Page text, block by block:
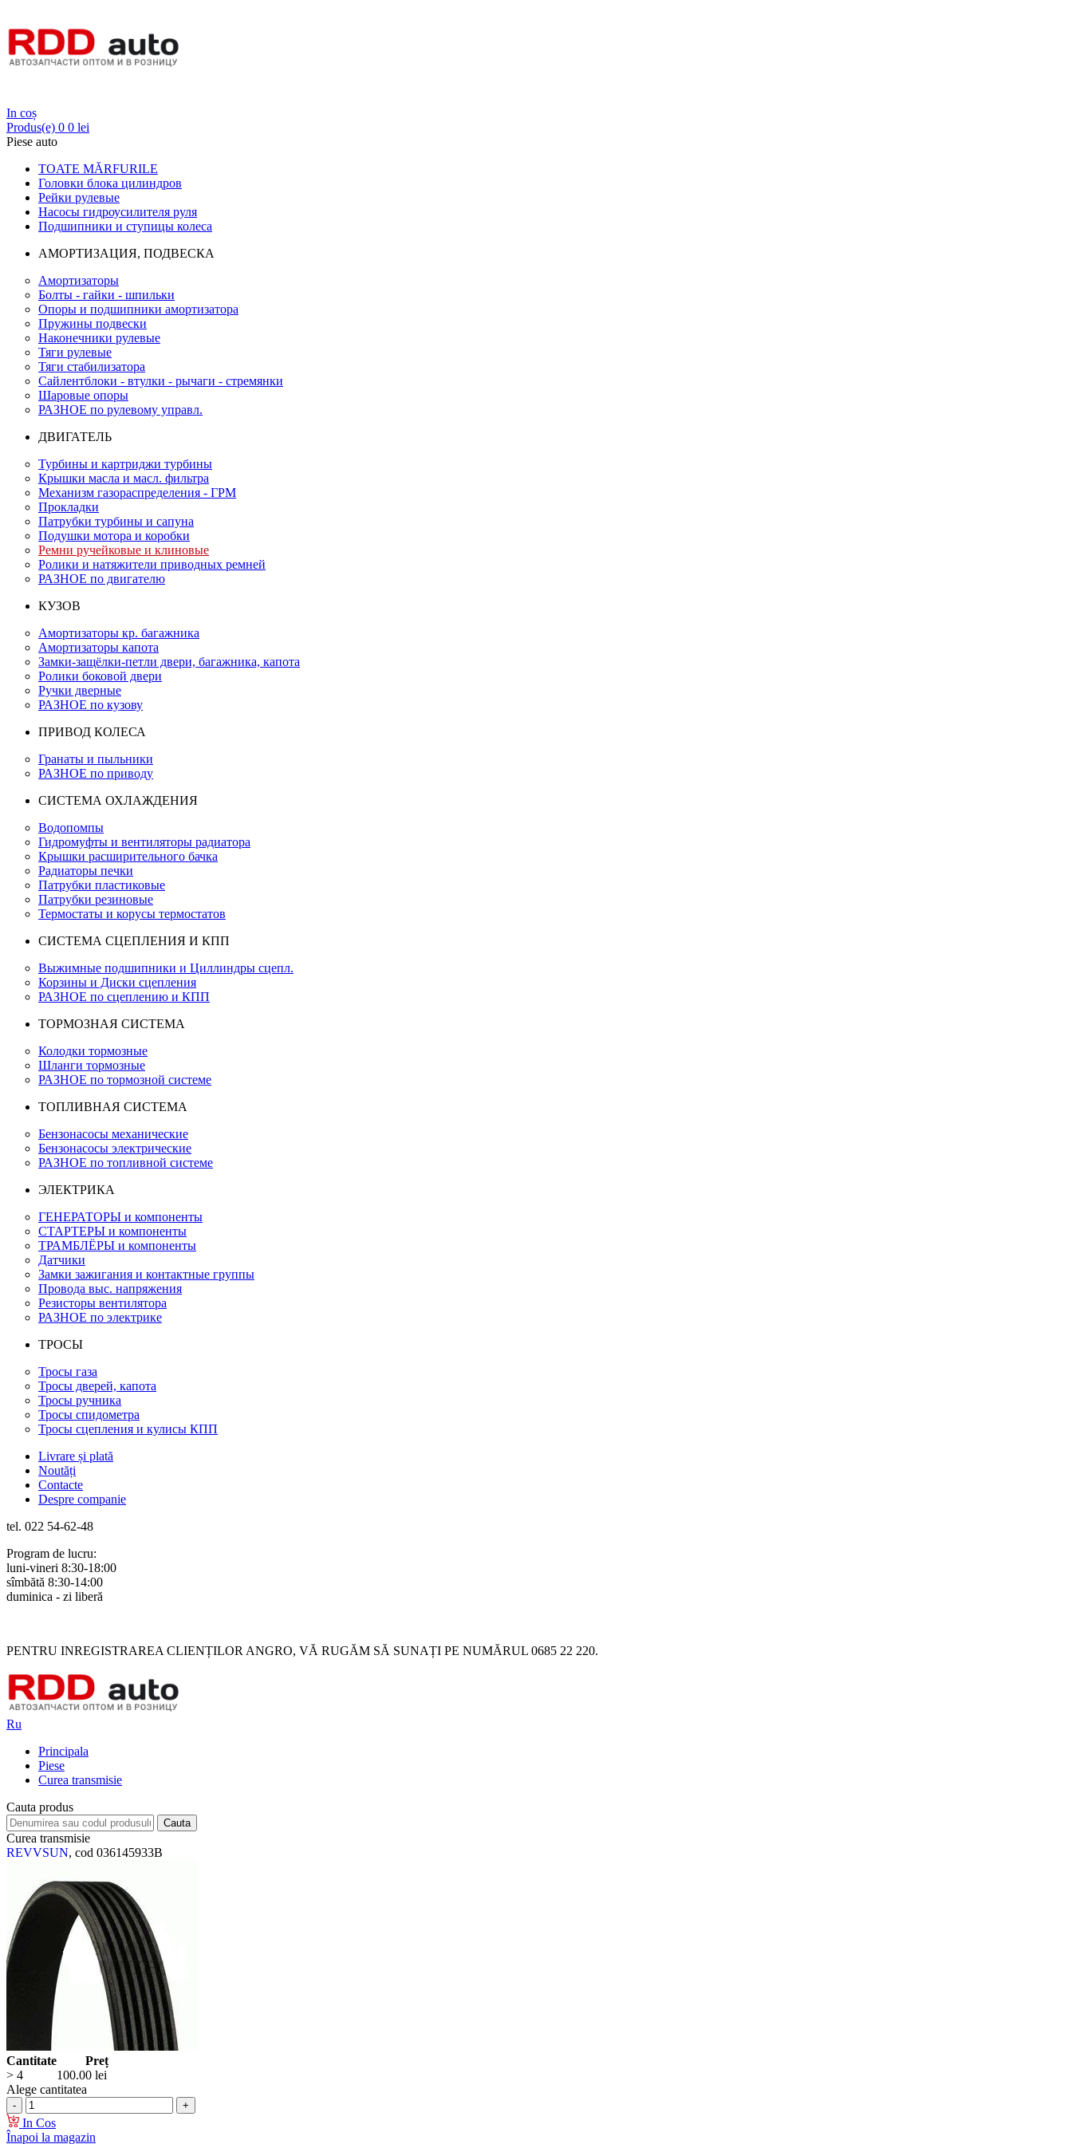
In coș
Produs(e) 0 0 lei
Piese auto
TOATE MĂRFURILE
Головки блока цилиндров
Рейки рулевые
Насосы гидроусилителя руля
Подшипники и ступицы колеса
АМОРТИЗАЦИЯ, ПОДВЕСКА
Амортизаторы
Болты - гайки - шпильки
Опоры и подшипники амортизатора
Пружины подвески
Наконечники рулевые
Тяги рулевые
Тяги стабилизатора
Сайлентблоки - втулки - рычаги - стремянки
Шаровые опоры
РАЗНОЕ по рулевому управл.
ДВИГАТЕЛЬ
Турбины и картриджи турбины
Крышки масла и масл. фильтра
Механизм газораспределения - ГРМ
Прокладки
Патрубки турбины и сапуна
Подушки мотора и коробки
Ремни ручейковые и клиновые
Ролики и натяжители приводных ремней
РАЗНОЕ по двигателю
КУЗОВ
Амортизаторы кр. багажника
Амортизаторы капота
Замки-защёлки-петли двери, багажника, капота
Ролики боковой двери
Ручки дверные
РАЗНОЕ по кузову
ПРИВОД КОЛЕСА
Гранаты и пыльники
РАЗНОЕ по приводу
СИСТЕМА ОХЛАЖДЕНИЯ
Водопомпы
Гидромуфты и вентиляторы радиатора
Крышки расширительного бачка
Радиаторы печки
Патрубки пластиковые
Патрубки резиновые
Термостаты и корусы термостатов
СИСТЕМА СЦЕПЛЕНИЯ И КПП
Выжимные подшипники и Циллиндры сцепл.
Корзины и Диски сцепления
РАЗНОЕ по сцеплению и КПП
ТОРМОЗНАЯ СИСТЕМА
Колодки тормозные
Шланги тормозные
РАЗНОЕ по тормозной системе
ТОПЛИВНАЯ СИСТЕМА
Бензонасосы механические
Бензонасосы электрические
РАЗНОЕ по топливной системе
ЭЛЕКТРИКА
ГЕНЕРАТОРЫ и компоненты
СТАРТЕРЫ и компоненты
ТРАМБЛЁРЫ и компоненты
Датчики
Замки зажигания и контактные группы
Провода выс. напряжения
Резисторы вентилятора
РАЗНОЕ по электрике
ТРОСЫ
Тросы газа
Тросы дверей, капота
Тросы ручника
Тросы спидометра
Тросы сцепления и кулисы КПП
Livrare și plată
Noutăți
Contacte
Despre companie
tel. 022 54-62-48
Program de lucru:
luni-vineri 8:30-18:00
sîmbătă 8:30-14:00
duminica - zi liberă
PENTRU INREGISTRAREA CLIENȚILOR ANGRO, VĂ RUGĂM SĂ SUNAȚI PE NUMĂRUL 0685 22 220.
Ru
Principala
Piese
Curea transmisie
Cauta produs
Curea transmisie
REVVSUN, cod 036145933B
Cantitate
Preț
> 4
100.00 lei
Alege cantitatea
In Cos
Înapoi la magazin